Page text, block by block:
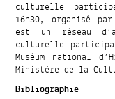
culturelle
16h30, organisé
est un réseau
culturelle
Muséum national
Ministère de la
Bibliographie